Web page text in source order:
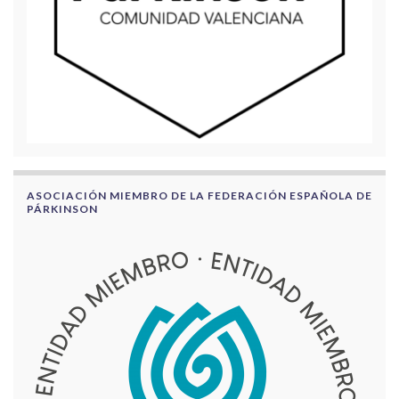
ASOCIACIÓN MIEMBRO DE LA FEDERACIÓN ESPAÑOLA DE
PÁRKINSON